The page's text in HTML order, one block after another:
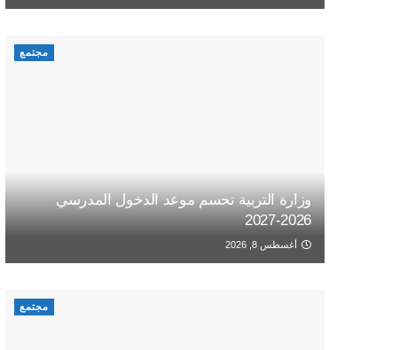
مجتمع
وزارة التربية تحسم موعد الدخول المدرسي
2026-2027
أغسطس 8, 2026
مجتمع